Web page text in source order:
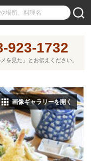
923-1732
を見た」とお伝えください。
画像ギャラリーを開く